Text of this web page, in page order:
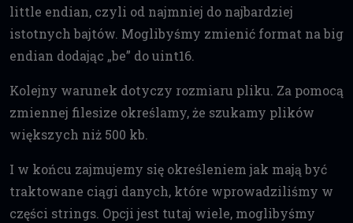
little endian, czyli od najmniej do najbardziej
istotnych bajtów. Moglibyśmy zmienić format na big
endian dodając „be” do uint16.
Kolejny warunek dotyczy rozmiaru pliku. Za pomocą
zmiennej filesize określamy, że szukamy plików
większych niż 500 kb.
I w końcu zajmujemy się określeniem jak mają być
traktowane ciągi danych, które wprowadziliśmy w
części strings. Opcji jest tutaj wiele, moglibyśmy